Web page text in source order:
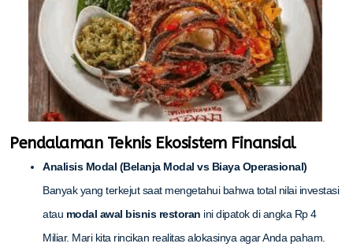
Pendalaman Teknis Ekosistem Finansial
Analisis Modal (Belanja Modal vs Biaya Operasional)
Banyak yang terkejut saat mengetahui bahwa total nilai investasi
atau modal awal bisnis restoran ini dipatok di angka Rp 4
Miliar. Mari kita rincikan realitas alokasinya agar Anda paham.